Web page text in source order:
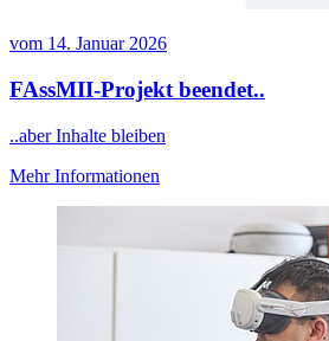
vom 14. Januar 2026
FAssMII-Projekt beendet..
..aber Inhalte bleiben
Mehr Informationen